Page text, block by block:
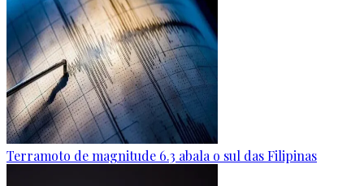
Terramoto de magnitude 6.3 abala o sul das Filipinas